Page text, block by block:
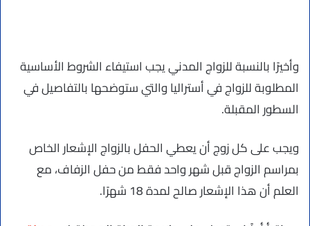
وأخيرًا بالنسبة للزواج المدني يجب استيفاء الشروط الأساسية
المطلوبة للزواج في أستراليا والتي ستوضحها بالتفاصيل في
السطور المقبلة.
ويجب على كل زوج أن يعطي الحفل بالزواج الإشعار الخاص
بمراسم الزواج قبل شهر واحد فقط من حفل الزفاف، مع
العلم أن هذا الإشعار صالح لمدة 18 شهرًا.